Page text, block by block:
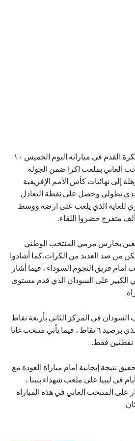
قدم المنتخب السوداني لكرة القدم في مباراته اليوم الخميس ١٠
المنتخب الغاني بملعب اكرا ضمن الجولة
إلى نهائيات كأس الأمم الإفريقية
بطولي وحصل على نقطة التعادل
للغاية الذي يلعب على ارضه ووسط
بحارس مرمي المنتخب الوطني
من صد العديد من الكرات،كما أشادوا
فريق النجوم السوداء ، فيما أشار
الكبير على السودان الذي قدم مستوى
السودان في المركز الثاني بأربعة نقاط
خلف المنتخب الأنغولي الذي برصيد ٦ نقاط ، فيما يأتي منتخب غانا
نقطتين فقط.
نتيجة إيجابية امام مباراة العودة مع
في ليبيا على ملعب شهداء بنينا ،
على المنتخب الغاني في هذه المباراة